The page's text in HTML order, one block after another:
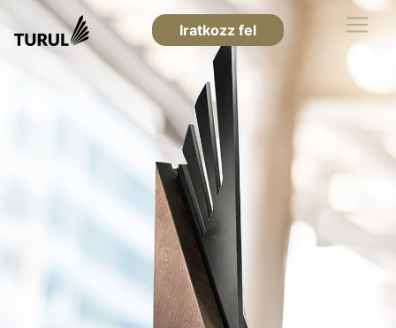
Iratkozz fel